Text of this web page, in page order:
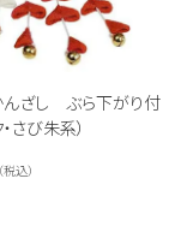
ざし ぶら下がり付
さび朱系）
税込